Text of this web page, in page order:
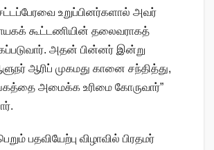
உறுப்பினர்களால் அவர்
கூட்டணியின் தலைவராகத்
அதன் பின்னர் இன்று
ஆரிப் முகமது கானை சந்தித்து,
அமைக்க உரிமை கோருவார்”
பதவியேற்பு விழாவில் பிரதமர்